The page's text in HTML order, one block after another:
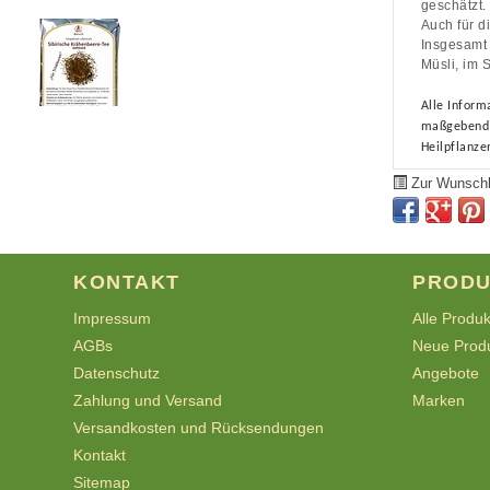
Auch für
Müsli, im
Alle
Zur
KONTAKT
Impressum
AGBs
Datenschutz
Zahlung und Versand
Versandkosten und Rücksendungen
Kontakt
Sitemap
Alle
Neue
Angebote
Marken